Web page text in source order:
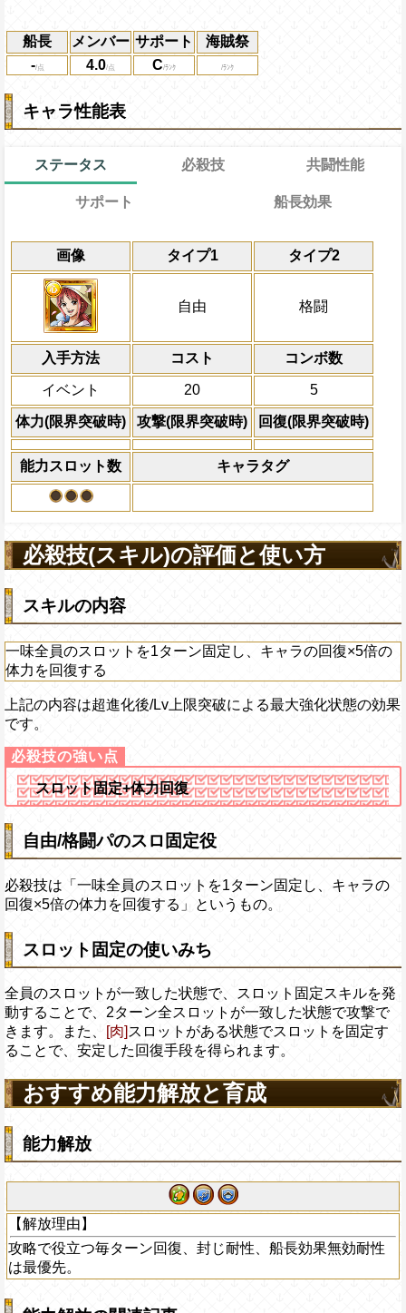
船長 メンバー サポート
海賊祭
-
4.0 C
キャラ性能表
ステータス
画像 タイプ1 タイプ2
自由 格闘
入手方法 コスト コンボ数
イベント 20 5
体力(限界突破時) 攻撃(限界突破時) 回復(限界突破時)
能力スロット数 キャラタグ
必殺技
通常 18→14ターン
限界突破
通常時
一味全員のスロットを1ターン固定し、
上限突破
共闘性能
共闘性能
船長効果
冒険開始時の必殺タ
にし、他の属性キャ
必殺技
ターン数：8
敵1体のHPを25%減
体力の上限を無視し
×30倍の全プレイヤー
(最大体力の2倍上限
えている時、体力満
になる)、全プレイヤ
アクション
を30%下げ、格闘タ
げる
サポート
効果
自分の基礎回復力の9%をサポート対象キ
力に上乗せする
レベッカ キュロス
船長効果
心属性の体力と回復を1.5倍にする
Lv上限突破
必殺技(スキル)の評価と使い方
スキルの内容
一味全員のスロットを1ターン固定し、キャラの回復×5倍の
体力を回復する
上記の内容は超進化後/Lv上限突破による最大強化状態の効果
です。
スロット固定+体力回復
自由/格闘パのスロ固定役
必殺技は「一味全員のスロットを1ターン固定し、キャラの
回復×5倍の体力を回復する」というもの。
スロット固定の使いみち
全員のスロットが一致した状態で、スロット固定スキルを発
動することで、2ターン全スロットが一致した状態で攻撃で
きます。また、
[肉] スロットがある状態でスロットを固定す
ることで、安定した回復手段を得られます。
おすすめ能力解放と育成
能力解放
【解放理由】
攻略で役立つ毎ターン回復、封じ耐性、船長効果無効耐性
は最優先。